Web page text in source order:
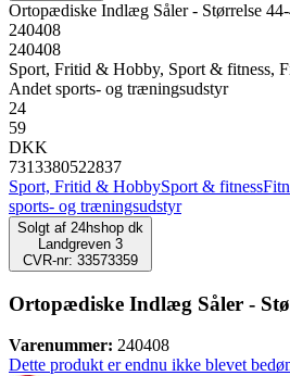
Ortopædiske Indlæg Såler - Størrelse
240408
240408
Sport, Fritid & Hobby, Sport & fitness,
Andet sports- og træningsudstyr
24
59
DKK
7313380522837
Sport, Fritid & HobbySport & fitness
sports- og træningsudstyr
Solgt af 24hshop dk
Landgreven 3
CVR-nr: 33573359
Ortopædiske Indlæg Såler -
Varenummer: 240408
Dette produkt er endnu ikke blevet